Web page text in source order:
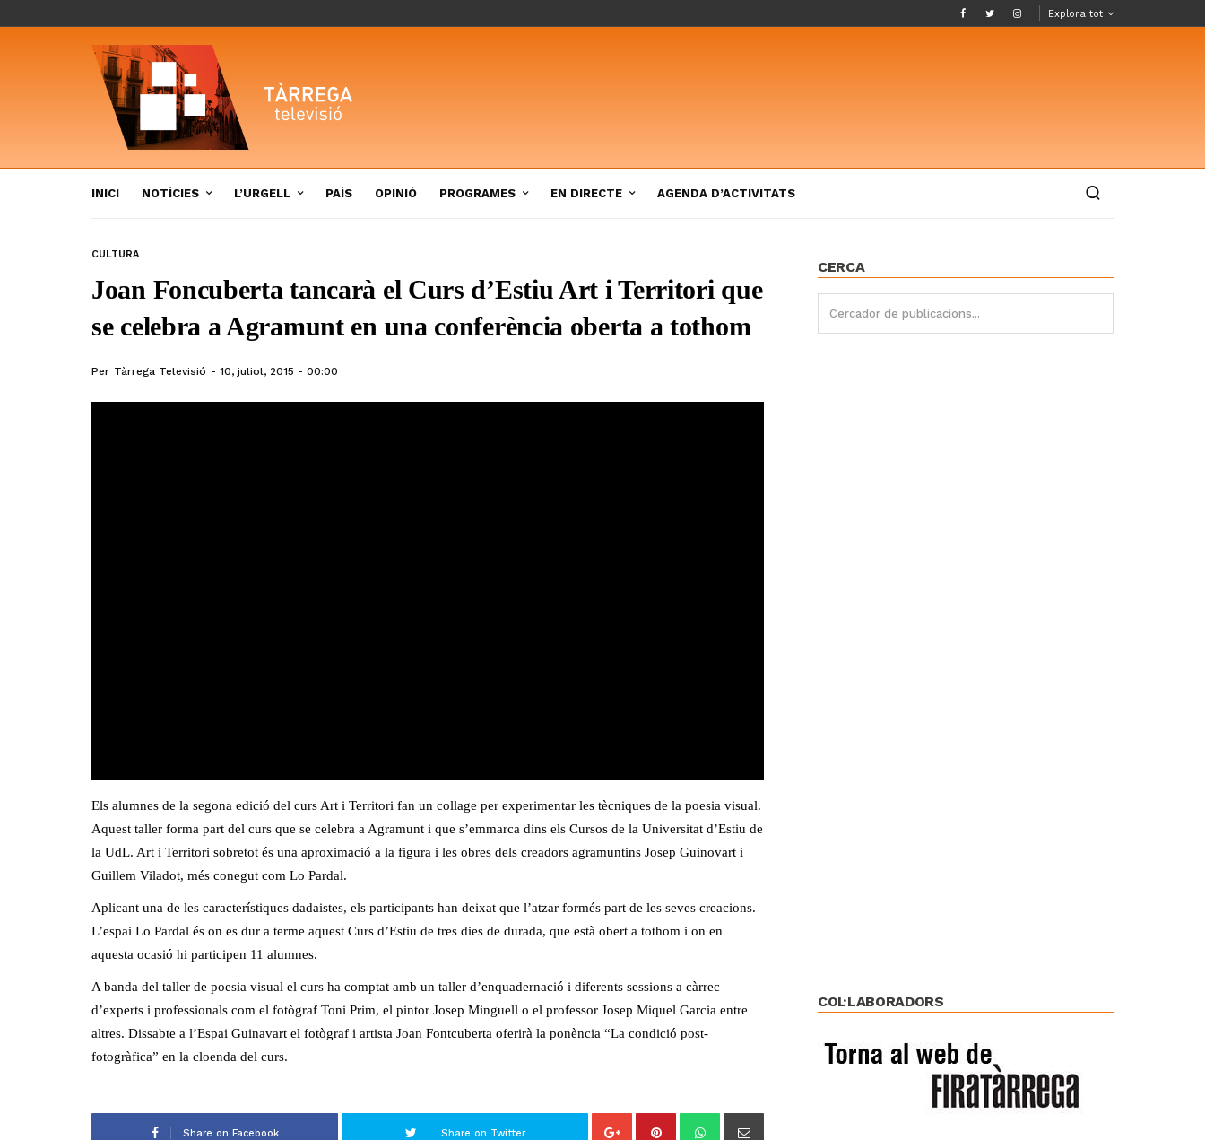
Explora tot
INICI NOTÍCIES L’URGELL PAÍS OPINIÓ PROGRAMES EN DIRECTE AGENDA D’ACTIVITATS
CULTURA
Joan Foncuberta tancarà el Curs d’Estiu Art i Territori que
se celebra a Agramunt en una conferència oberta a tothom
Per Tàrrega Televisió 10, juliol, 2015 - 00:00
Els alumnes de la segona edició del curs Art i Territori fan un collage per experimentar les tècniques de la poesia visual.
Aquest taller forma part del curs que se celebra a Agramunt i que s’emmarca dins els Cursos de la Universitat d’Estiu de
la UdL. Art i Territori sobretot és una aproximació a la figura i les obres dels creadors agramuntins Josep Guinovart i
Guillem Viladot, més conegut com Lo Pardal.
Aplicant una de les característiques dadaistes, els participants han deixat que l’atzar formés part de les seves creacions.
L’espai Lo Pardal és on es dur a terme aquest Curs d’Estiu de tres dies de durada, que està obert a tothom i on en
aquesta ocasió hi participen 11 alumnes.
A banda del taller de poesia visual el curs ha comptat amb un taller d’enquadernació i diferents sessions a càrrec
d’experts i professionals com el fotògraf Toni Prim, el pintor Josep Minguell o el professor Josep Miquel Garcia entre
altres. Dissabte a l’Espai Guinavart el fotògraf i artista Joan Fontcuberta oferirà la ponència “La condició post-
fotogràfica” en la cloenda del curs.
Share on Facebook Share on Twitter
CERCA
COL·LABORADORS